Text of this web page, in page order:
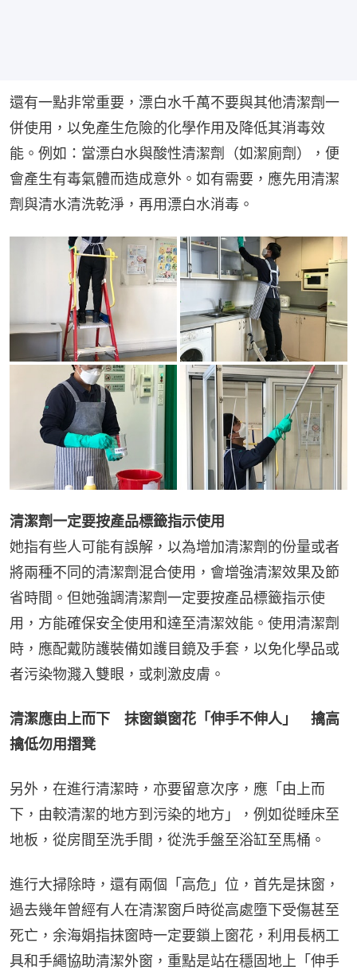
還有一點非常重要，漂白水千萬不要與其他清潔劑一
併使用，以免產生危險的化學作用及降低其消毒效
能。例如：當漂白水與酸性清潔劑（如潔廁劑），便
會產生有毒氣體而造成意外。如有需要，應先用清潔
劑與清水清洗乾淨，再用漂白水消毒。
清潔劑一定要按產品標籤指示使用
她指有些人可能有誤解，以為增加清潔劑的份量或者
將兩種不同的清潔劑混合使用，會增強清潔效果及節
省時間。但她強調清潔劑一定要按產品標籤指示使
用，方能確保安全使用和達至清潔效能。使用清潔劑
時，應配戴防護裝備如護目鏡及手套，以免化學品或
者污染物濺入雙眼，或刺激皮膚。
清潔應由上而下　抹窗鎖窗花「伸手不伸人」　擒高
擒低勿用摺凳
另外，在進行清潔時，亦要留意次序，應「由上而
下，由較清潔的地方到污染的地方」，例如從睡床至
地板，從房間至洗手間，從洗手盤至浴缸至馬桶。
進行大掃除時，還有兩個「高危」位，首先是抹窗，
過去幾年曾經有人在清潔窗戶時從高處墮下受傷甚至
死亡，余海娟指抹窗時一定要鎖上窗花，利用長柄工
具和手繩協助清潔外窗，重點是站在穩固地上「伸手